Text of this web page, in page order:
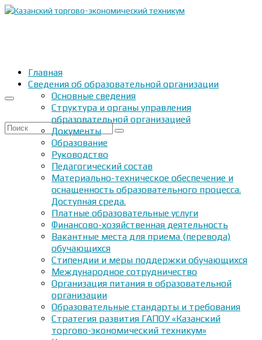
Искать:
Главная
Сведения об образовательной организации
Основные сведения
Структура и органы управления
образовательной организацией
Документы
Образование
Руководство
Педагогический состав
Материально-техническое обеспечение и
оснащенность образовательного процесса.
Доступная среда.
Платные образовательные услуги
Финансово-хозяйственная деятельность
Вакантные места для приема (перевода)
обучающихся
Стипендии и меры поддержки обучающихся
Международное сотрудничество
Организация питания в образовательной
организации
Образовательные стандарты и требования
Стратегия развития ГАПОУ «Казанский
торгово-экономический техникум»